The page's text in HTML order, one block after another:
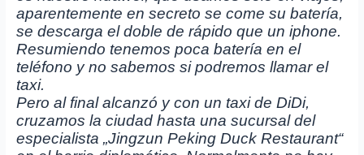
aparentemente en secreto se come su batería,
se descarga el doble de rápido que un iphone.
Resumiendo tenemos poca batería en el
teléfono y no sabemos si podremos llamar el
taxi.
Pero al final alcanzó y con un taxi de DiDi,
cruzamos la ciudad hasta una sucursal del
especialista „Jingzun Peking Duck Restaurant“